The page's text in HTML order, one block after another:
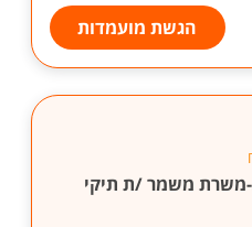
הגשת מועמדות
ממוצע שכר 25K-משרת משמר /ת תיקי